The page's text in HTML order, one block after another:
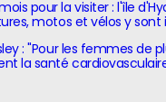
pour la visiter : l'île
motos et vélos y sont
: "Pour les femmes de
la santé